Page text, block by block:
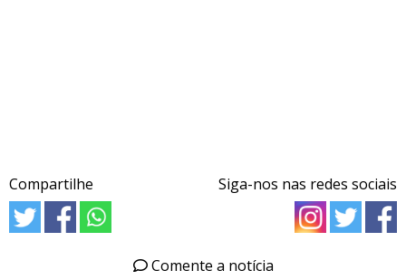
Compartilhe Siga-nos nas redes sociais
Comente a notícia